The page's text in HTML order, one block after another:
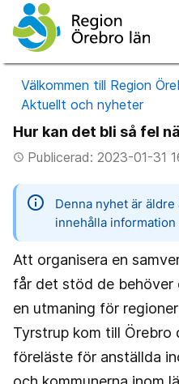
Välkommen till Region
Aktuellt och nyheter
Hur kan det bli så fel
access_timePublicerad: 2023-01-31
Denna nyhet är
innehålla
Att organisera en
får det stöd de behöver
en utmaning för
Tyrstrup kom till Örebro
föreläste för anställda